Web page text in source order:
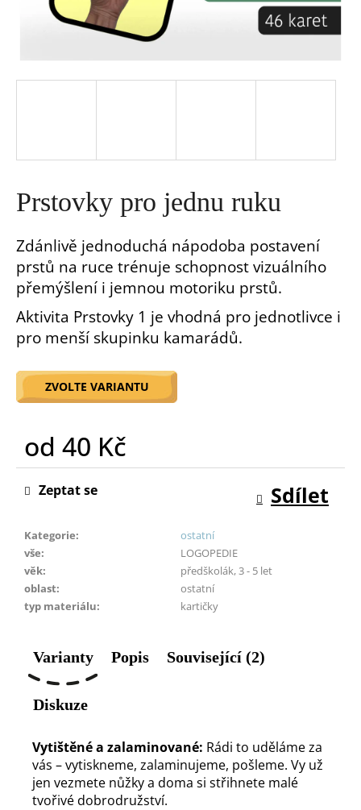
Prstovky pro jednu ruku
Zdánlivě jednoduchá nápodoba postavení
prstů na ruce trénuje schopnost vizuálního
přemýšlení i jemnou motoriku prstů.
Aktivita Prstovky 1 je vhodná pro jednotlivce i
pro menší skupinku kamarádů.
ZVOLTE VARIANTU
od 40 Kč
Měrná
cena:
Kategorie:
ostatní
vše:
LOGOPEDIE
věk:
předškolák, 3 - 5 let
oblast:
ostatní
typ materiálu: kartičky
Zeptat se Sdílet
Varianty Popis Související (2)
Diskuze
Vytištěné a zalaminované: Rádi to uděláme za
vás – vytiskneme, zalaminujeme, pošleme. Vy už
jen vezmete nůžky a doma si střihnete malé
tvořivé dobrodružství.
t
HLEDAT
D
o
o
r
u
m